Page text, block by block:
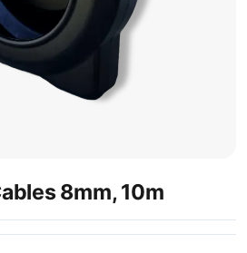
8mm, 10m